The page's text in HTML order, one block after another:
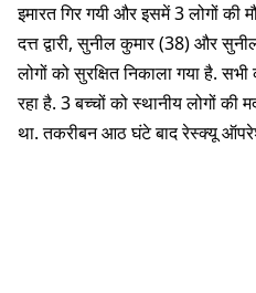
इमारत गिर गयी और इसमें 3 लोगों की
दत्त द्वारी, सुनील कुमार (38) और
लोगों को सुरक्षित निकाला गया है.
रहा है. 3 बच्चों को स्थानीय लोगों की
था. तकरीबन आठ घंटे बाद रेस्क्यू